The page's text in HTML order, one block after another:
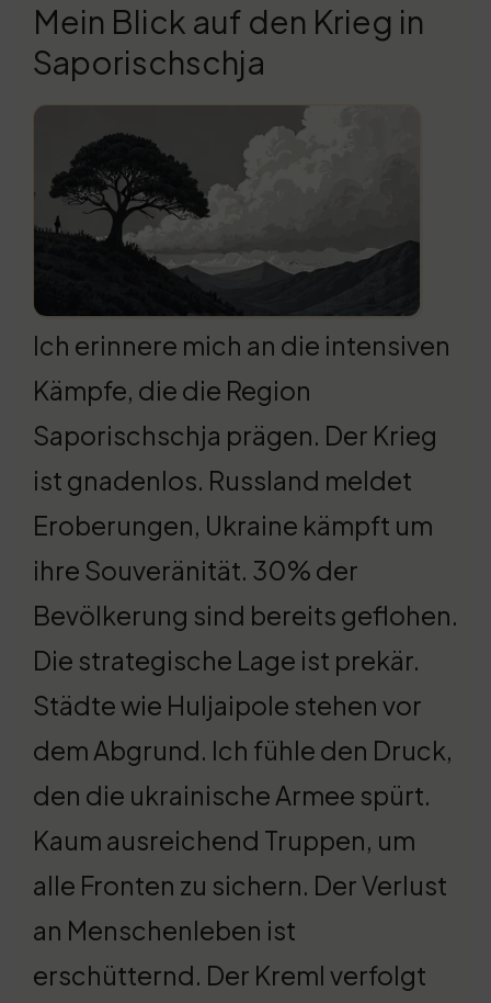
Mein Blick auf den Krieg in
Saporischschja
Ich erinnere mich an die intensiven
Kämpfe, die die Region
Saporischschja prägen. Der Krieg
ist gnadenlos. Russland meldet
Eroberungen, Ukraine kämpft um
ihre Souveränität. 30% der
Bevölkerung sind bereits geflohen.
Die strategische Lage ist prekär.
Städte wie Huljaipole stehen vor
dem Abgrund. Ich fühle den Druck,
den die ukrainische Armee spürt.
Kaum ausreichend Truppen, um
alle Fronten zu sichern. Der Verlust
an Menschenleben ist
erschütternd. Der Kreml verfolgt